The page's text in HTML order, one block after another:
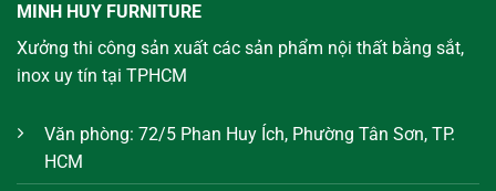
MINH HUY FURNITURE
Xưởng thi công sản xuất các sản phẩm nội thất bằng sắt,
inox uy tín tại TPHCM
Văn phòng: 72/5 Phan Huy Ích, Phường Tân Sơn, TP.
HCM